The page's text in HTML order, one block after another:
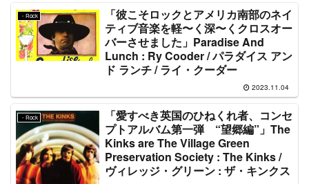
・Rock
「彼こそロックとアメリカ南部のネイ
ティブ音楽を軽〜く深〜くクロスオー
バーさせました」Paradise And
Lunch : Ry Cooder / パラダイス アン
ド ランチ / ライ・クーダー
2023.11.04
・Rock
「愛すべき英国のひねくれ者、コンセ
プトアルバム第一弾 “望郷編”」The
Kinks are The Village Green
Preservation Society : The Kinks /
ヴィレッジ・グリーン : ザ・キンクス